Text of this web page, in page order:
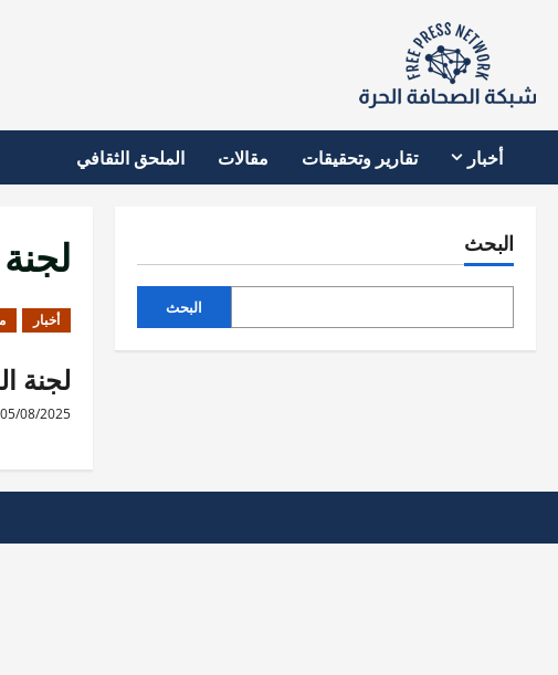
أخبار تقارير وتحقيقات مقالات الملحق الثقافي
أخبار
لجنة
05/08/2025
البحث
البحث